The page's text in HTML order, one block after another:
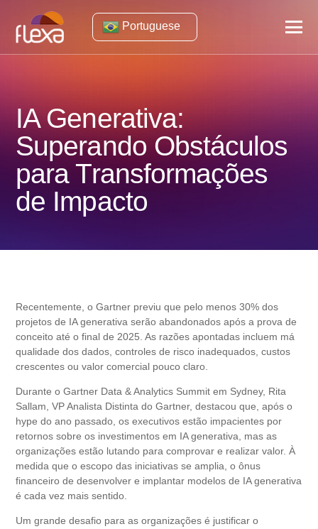
Portuguese
IA Generativa:
Superando Obstáculos
para Transformações
de Impacto
Recentemente, o Gartner previu que pelo menos 30% dos
projetos de IA generativa serão abandonados após a prova de
conceito até o final de 2025. As razões apontadas incluem má
qualidade dos dados, controles de risco inadequados, custos
crescentes ou valor comercial pouco claro.
Durante o Gartner Data & Analytics Summit em Sydney, Rita
Sallam, VP Analista Distinta do Gartner, destacou que, após o
hype do ano passado, os executivos estão impacientes por
retornos sobre os investimentos em IA generativa, mas as
organizações estão lutando para comprovar e realizar valor. À
medida que o escopo das iniciativas se amplia, o ônus
financeiro de desenvolver e implantar modelos de IA generativa
é cada vez mais sentido.
Um grande desafio para as organizações é justificar o